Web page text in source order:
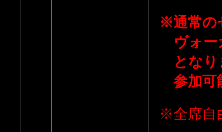
※通常の
ヴォー
となり
参加可
※全席自